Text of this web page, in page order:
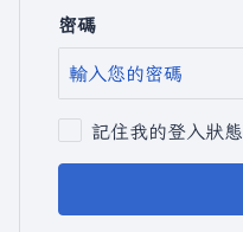
密碼
記住我的登入狀態